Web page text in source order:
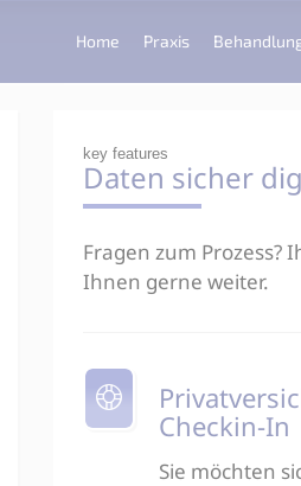
Home Praxis
key features
Daten sicher
Fragen zum
Ihnen gerne weiter.
Checkin-In
Sie möchten